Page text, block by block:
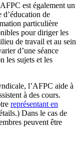
est également un
d’éducation de
particulière
pour diriger les
de travail et au sein
d’une séance
les sujets et les
l’AFPC aide à
à des cours.
représentant en
Dans le cas de
peuvent être